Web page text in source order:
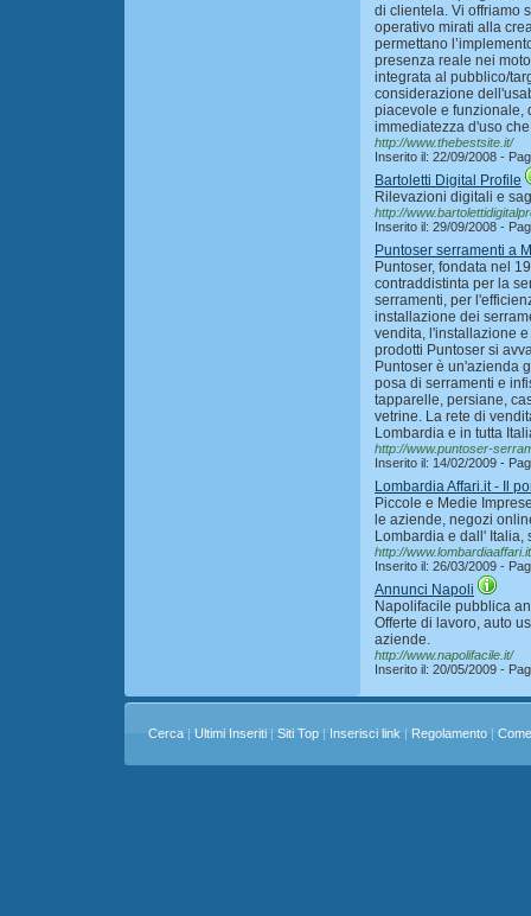
di clientela. Vi offriamo
operativo mirati alla
permettano
presenza reale nei
integrata al pubblico/
considerazione
piacevole e funzionale,
immediatezza d'uso
http://www.thebestsite.it/
Inserito il: 22/09/2008 -
Bartoletti Digital Profile
Rilevazioni digitali e
http://
Inserito il: 29/09/2008 -
Puntoser serramenti a
Puntoser, fondata nel
contraddistinta per la
serramenti, per
installazione dei
vendita, l'installazione
prodotti Puntoser si
Puntoser è un'azienda
posa di serramenti e
tapparelle, persiane,
vetrine. La rete di
Lombardia e in tutta
http://www.puntoser-
Inserito il: 14/02/2009 -
Lombardia Affari.it - Il
Piccole e Medie
le aziende, negozi
Lombardia e dall' Italia,
http://
Inserito il: 26/03/2009 -
Annunci Napoli
Napolifacile pubblica
Offerte di lavoro, auto
aziende.
http://www.napolifacile.it/
Inserito il: 20/05/2009 -
Cerca | Ultimi Inseriti | Siti Top | Inserisci link | Regolamento |